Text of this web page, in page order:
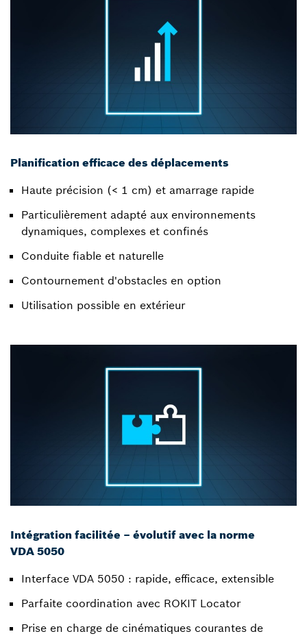
Planification efficace des déplacements
Haute précision (< 1 cm) et amarrage rapide
Particulièrement adapté aux environnements
dynamiques, complexes et confinés
Conduite fiable et naturelle
Contournement d'obstacles en option
Utilisation possible en extérieur
Intégration facilitée – évolutif avec la norme
VDA 5050
Interface VDA 5050 : rapide, efficace, extensible
Parfaite coordination avec ROKIT Locator
Prise en charge de cinématiques courantes de